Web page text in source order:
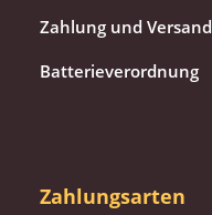
Zahlung und Versand
Batterieverordnung
Zahlungsarten